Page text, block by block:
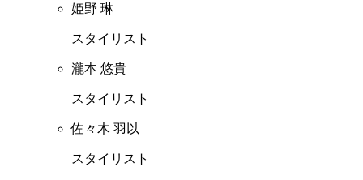
姫野 琳
スタイリスト
瀧本 悠貴
スタイリスト
佐々木 羽以
スタイリスト